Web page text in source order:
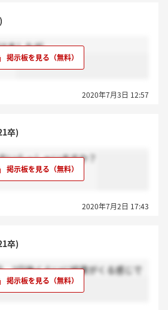
ましたが、
。
2020年7月3日 12:57
卒)
いらっしゃいますか？
2020年7月2日 17:43
卒)
2日後くらいに結果がくる感じで